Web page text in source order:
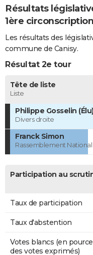
FORUM
Bricolage
Lifestyle
Culture
Sport
Auto
Television
Voyage
Cinema
Résultats
1ère
Les résultats des
commune de Canisy.
Résultat 2e tour
Tête de liste
Liste
Philippe Gosselin (Élu)
Divers droite
Franck Simon
Rassemblement National
Participation au
Taux de participation
Taux d'abstention
Votes blancs (en
des votes exprimés)